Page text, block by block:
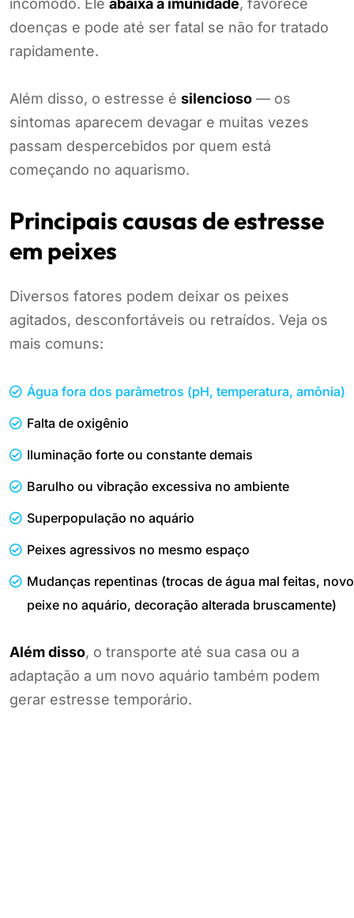
incômodo. Ele abaixa a imunidade, favorece
doenças e pode até ser fatal se não for tratado
rapidamente.
Além disso, o estresse é silencioso — os
sintomas aparecem devagar e muitas vezes
passam despercebidos por quem está
começando no aquarismo.
Principais causas de estresse
em peixes
Diversos fatores podem deixar os peixes
agitados, desconfortáveis ou retraídos. Veja os
mais comuns:
Água fora dos parâmetros (pH, temperatura, amônia)
Falta de oxigênio
Iluminação forte ou constante demais
Barulho ou vibração excessiva no ambiente
Superpopulação no aquário
Peixes agressivos no mesmo espaço
Mudanças repentinas (trocas de água mal feitas, novo
peixe no aquário, decoração alterada bruscamente)
Além disso, o transporte até sua casa ou a
adaptação a um novo aquário também podem
gerar estresse temporário.